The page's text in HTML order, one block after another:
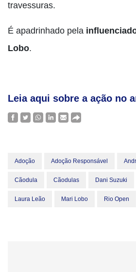
travessuras.
É apadrinhado pela
Lobo.
Leia aqui sobre a ação no
Adoção Adoção Responsável
Cãodula Cãodulas Dani Suzuki
Laura Leão Mari Lobo Rio Open